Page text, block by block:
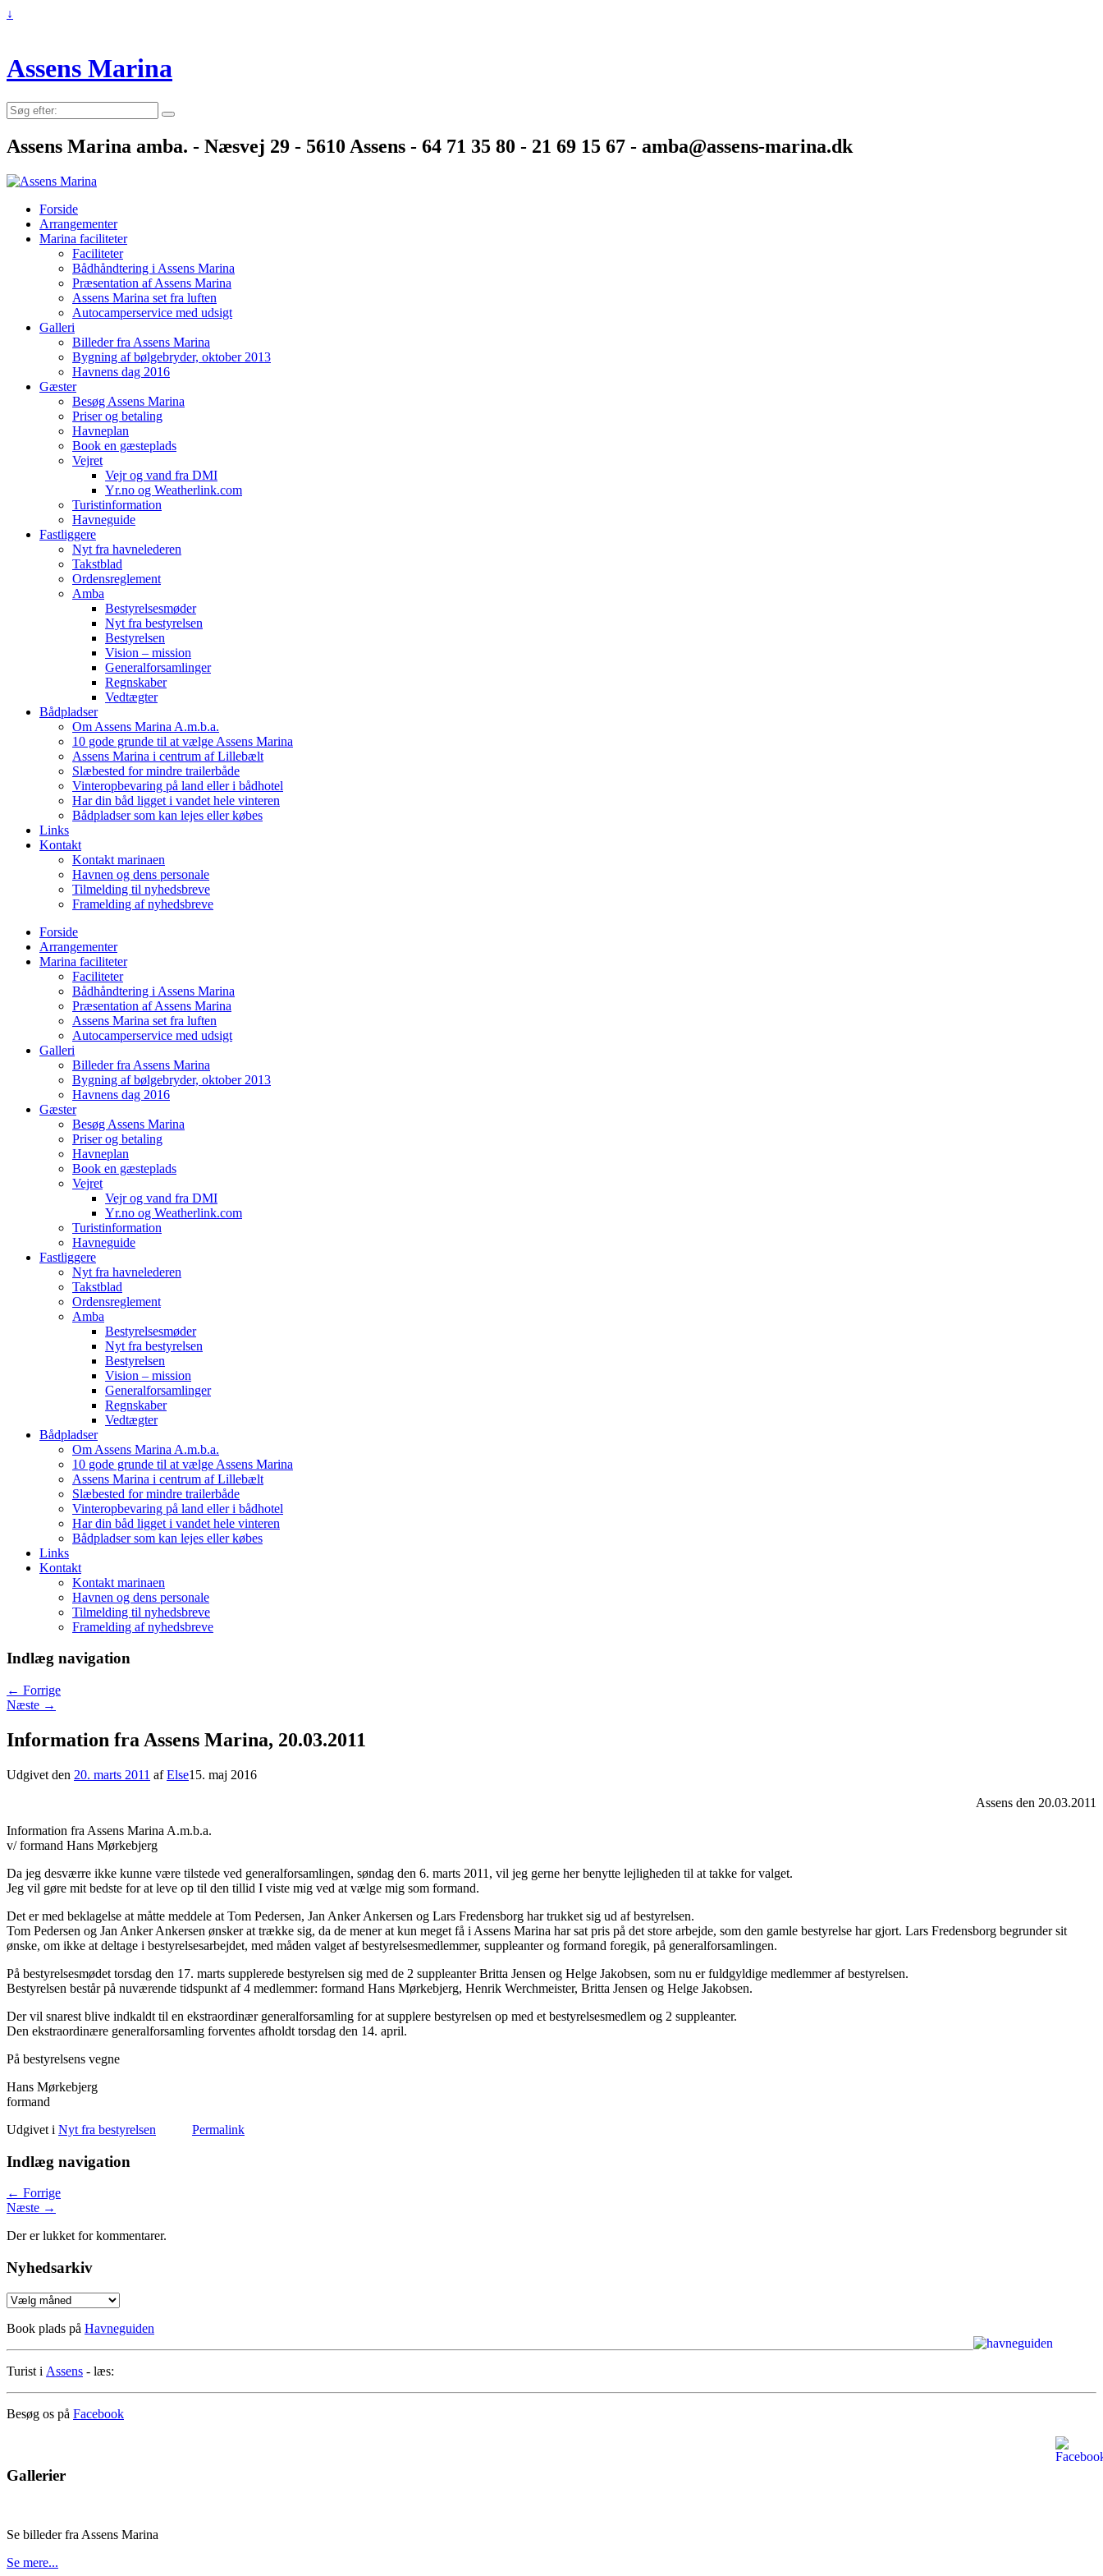
↓
Assens Marina
Søg
efter:
Assens Marina amba. - Næsvej 29 - 5610 Assens - 64 71 35 80 - 21 69 15 67 - amba@assens-marina.dk
Forside
Arrangementer
Marina faciliteter
Faciliteter
Bådhåndtering i Assens Marina
Præsentation af Assens Marina
Assens Marina set fra luften
Autocamperservice med udsigt
Galleri
Billeder fra Assens Marina
Bygning af bølgebryder, oktober 2013
Havnens dag 2016
Gæster
Besøg Assens Marina
Priser og betaling
Havneplan
Book en gæsteplads
Vejret
Vejr og vand fra DMI
Yr.no og Weatherlink.com
Turistinformation
Havneguide
Fastliggere
Nyt fra havnelederen
Takstblad
Ordensreglement
Amba
Bestyrelsesmøder
Nyt fra bestyrelsen
Bestyrelsen
Vision – mission
Generalforsamlinger
Regnskaber
Vedtægter
Bådpladser
Om Assens Marina A.m.b.a.
10 gode grunde til at vælge Assens Marina
Assens Marina i centrum af Lillebælt
Slæbested for mindre trailerbåde
Vinteropbevaring på land eller i bådhotel
Har din båd ligget i vandet hele vinteren
Bådpladser som kan lejes eller købes
Links
Kontakt
Kontakt marinaen
Havnen og dens personale
Tilmelding til nyhedsbreve
Framelding af nyhedsbreve
Forside
Arrangementer
Marina faciliteter
Faciliteter
Bådhåndtering i Assens Marina
Præsentation af Assens Marina
Assens Marina set fra luften
Autocamperservice med udsigt
Galleri
Billeder fra Assens Marina
Bygning af bølgebryder, oktober 2013
Havnens dag 2016
Gæster
Besøg Assens Marina
Priser og betaling
Havneplan
Book en gæsteplads
Vejret
Vejr og vand fra DMI
Yr.no og Weatherlink.com
Turistinformation
Havneguide
Fastliggere
Nyt fra havnelederen
Takstblad
Ordensreglement
Amba
Bestyrelsesmøder
Nyt fra bestyrelsen
Bestyrelsen
Vision – mission
Generalforsamlinger
Regnskaber
Vedtægter
Bådpladser
Om Assens Marina A.m.b.a.
10 gode grunde til at vælge Assens Marina
Assens Marina i centrum af Lillebælt
Slæbested for mindre trailerbåde
Vinteropbevaring på land eller i bådhotel
Har din båd ligget i vandet hele vinteren
Bådpladser som kan lejes eller købes
Links
Kontakt
Kontakt marinaen
Havnen og dens personale
Tilmelding til nyhedsbreve
Framelding af nyhedsbreve
Indlæg navigation
← Forrige
Næste →
Information fra Assens Marina, 20.03.2011
Udgivet den 20. marts 2011 afElse15. maj 2016
Assens den 20.03.2011
Information fra Assens Marina A.m.b.a.
v/ formand Hans Mørkebjerg
Da jeg desværre ikke kunne være tilstede ved generalforsamlingen, søndag den 6. marts 2011, vil jeg gerne her benytte lejligheden til at takke for valget.
Jeg vil gøre mit bedste for at leve op til den tillid I viste mig ved at vælge mig som formand.
Det er med beklagelse at måtte meddele at Tom Pedersen, Jan Anker Ankersen og Lars Fredensborg har trukket sig ud af bestyrelsen.
Tom Pedersen og Jan Anker Ankersen ønsker at trække sig, da de mener at kun meget få i Assens Marina har sat pris på det store arbejde, som den gamle bestyrelse har gjort. Lars Fredensborg begrunder sit
ønske, om ikke at deltage i bestyrelsesarbejdet, med måden valget af bestyrelsesmedlemmer, suppleanter og formand foregik, på generalforsamlingen.
På bestyrelsesmødet torsdag den 17. marts supplerede bestyrelsen sig med de 2 suppleanter Britta Jensen og Helge Jakobsen, som nu er fuldgyldige medlemmer af bestyrelsen.
Bestyrelsen består på nuværende tidspunkt af 4 medlemmer: formand Hans Mørkebjerg, Henrik Werchmeister, Britta Jensen og Helge Jakobsen.
Der vil snarest blive indkaldt til en ekstraordinær generalforsamling for at supplere bestyrelsen op med et bestyrelsesmedlem og 2 suppleanter.
Den ekstraordinære generalforsamling forventes afholdt torsdag den 14. april.
På bestyrelsens vegne
Hans Mørkebjerg
formand
Udgivet i Nyt fra bestyrelsen Permalink
Indlæg navigation
← Forrige
Næste →
Der er lukket for kommentarer.
Nyhedsarkiv
Nyhedsarkiv
Book plads på Havneguiden
Turist i Assens - læs:
Besøg os på Facebook
Gallerier
Se billeder fra Assens Marina
Se mere...